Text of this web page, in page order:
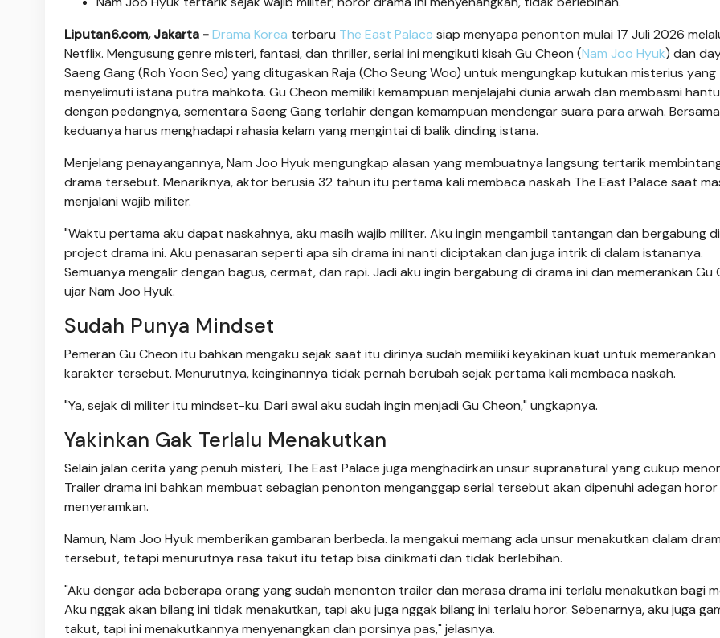
Liputan6.com, Jakarta -Drama Korea terbaru The East Palace siap menyapa penonton mulai 17 Juli 2026
Netflix. Mengusung genre misteri, fantasi, dan thriller, serial ini mengikuti kisah Gu Cheon (Nam Joo Hyuk) dan
Saeng Gang (Roh Yoon Seo) yang ditugaskan Raja (Cho Seung Woo) untuk mengungkap kutukan misterius yang
menyelimuti istana putra mahkota. Gu Cheon memiliki kemampuan menjelajahi dunia arwah dan membasmi hantu
dengan pedangnya, sementara Saeng Gang terlahir dengan kemampuan mendengar suara para arwah.
keduanya harus menghadapi rahasia kelam yang mengintai di balik dinding istana.
Menjelang penayangannya, Nam Joo Hyuk mengungkap alasan yang membuatnya langsung tertarik
drama tersebut. Menariknya, aktor berusia 32 tahun itu pertama kali membaca naskah The East Palace saat
menjalani wajib militer.
"Waktu pertama aku dapat naskahnya, aku masih wajib militer. Aku ingin mengambil tantangan dan bergabung di
project drama ini. Aku penasaran seperti apa sih drama ini nanti diciptakan dan juga intrik di dalam istananya.
Semuanya mengalir dengan bagus, cermat, dan rapi. Jadi aku ingin bergabung di drama ini dan memerankan Gu
ujar Nam Joo Hyuk.
Sudah Punya Mindset
Pemeran Gu Cheon itu bahkan mengaku sejak saat itu dirinya sudah memiliki keyakinan kuat untuk memerankan
karakter tersebut. Menurutnya, keinginannya tidak pernah berubah sejak pertama kali membaca naskah.
"Ya, sejak di militer itu mindset-ku. Dari awal aku sudah ingin menjadi Gu Cheon," ungkapnya.
Yakinkan Gak Terlalu Menakutkan
Selain jalan cerita yang penuh misteri, The East Palace juga menghadirkan unsur supranatural yang cukup
Trailer drama ini bahkan membuat sebagian penonton menganggap serial tersebut akan dipenuhi adegan
menyeramkan.
Namun, Nam Joo Hyuk memberikan gambaran berbeda. Ia mengakui memang ada unsur menakutkan dalam
tersebut, tetapi menurutnya rasa takut itu tetap bisa dinikmati dan tidak berlebihan.
"Aku dengar ada beberapa orang yang sudah menonton trailer dan merasa drama ini terlalu menakutkan bagi
Aku nggak akan bilang ini tidak menakutkan, tapi aku juga nggak bilang ini terlalu horor. Sebenarnya, aku juga
takut, tapi ini menakutkannya menyenangkan dan porsinya pas," jelasnya.